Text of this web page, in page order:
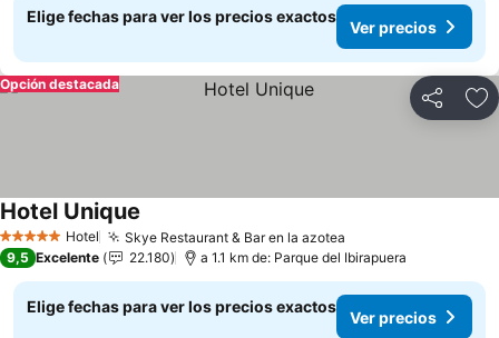
Elige fechas para ver los precios exactos
Ver precios
Compartir
Opción destacada
5 Estrellas Hotel Skye Restaurant & Bar en la azotea
Hotel Unique
9,5 Excelente 22.180 a 1.1 km de: Parque del Ibirapuera
Elige fechas para ver los precios exactos
Ver precios